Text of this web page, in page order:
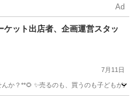
Ad
ケット出店者、企画運営スタッ
7月11日
か？**🌻 ✨売るのも、買うのも子どもが